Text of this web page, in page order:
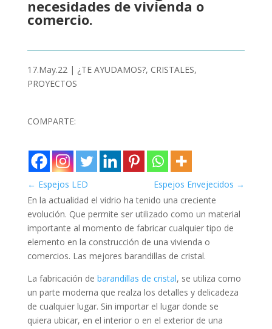
necesidades de vivienda o
comercio.
17.May.22| ¿TE AYUDAMOS?, CRISTALES,
PROYECTOS
COMPARTE:
← Espejos LED Espejos Envejecidos →
En la actualidad el vidrio ha tenido una creciente
evolución. Que permite ser utilizado como un material
importante al momento de fabricar cualquier tipo de
elemento en la construcción de una vivienda o
comercios. Las mejores barandillas de cristal.
La fabricación de barandillas de cristal, se utiliza como
un parte moderna que realza los detalles y delicadeza
de cualquier lugar. Sin importar el lugar donde se
quiera ubicar, en el interior o en el exterior de una